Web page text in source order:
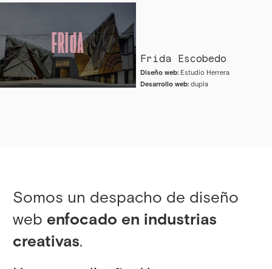
FRIdA
Frida Escobedo
Diseño web: Estudio Herrera
Desarrollo web: dupla
Somos un despacho de diseño
web enfocado en industrias
creativas.